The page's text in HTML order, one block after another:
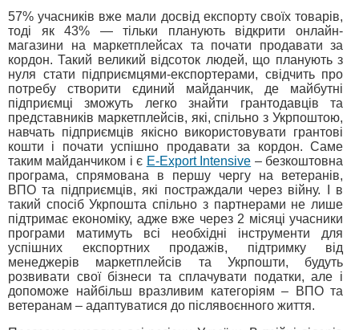
57% учасників вже мали досвід експорту своїх товарів,
тоді як 43% — тільки планують відкрити онлайн-
магазини на маркетплейсах та почати продавати за
кордон. Такий великий відсоток людей, що планують з
нуля стати підприємцями-експортерами, свідчить про
потребу створити єдиний майданчик, де майбутні
підприємці зможуть легко знайти грантодавців та
представників маркетплейсів, які, спільно з Укрпоштою,
навчать підприємців якісно використовувати грантові
кошти і почати успішно продавати за кордон. Саме
таким майданчиком і є E-Export Intensive – безкоштовна
програма, спрямована в першу чергу на ветеранів,
ВПО та підприємців, які постраждали через війну. І в
такий спосіб Укрпошта спільно з партнерами не лише
підтримає економіку, адже вже через 2 місяці учасники
програми матимуть всі необхідні інструменти для
успішних експортних продажів, підтримку від
менеджерів маркетплейсів та Укрпошти, будуть
розвивати свої бізнеси та сплачувати податки, але і
допоможе найбільш вразливим категоріям – ВПО та
ветеранам – адаптуватися до післявоєнного життя.